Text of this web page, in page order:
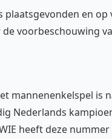
plaatsgevonden en
voorbeschouwing
mannenenkelspel is
Nederlands
heeft deze